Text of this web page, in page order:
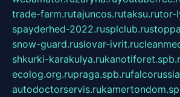
trade-farm.rutajuncos.rutaksu.rutor-
spayderhed-2022.rusplclub.ru
snow-guard.ruslovar-ivrit.ru
shkurki-karakulya.ru
ecolog.org.rupraga.spb.ru
autodoctorservis.ru